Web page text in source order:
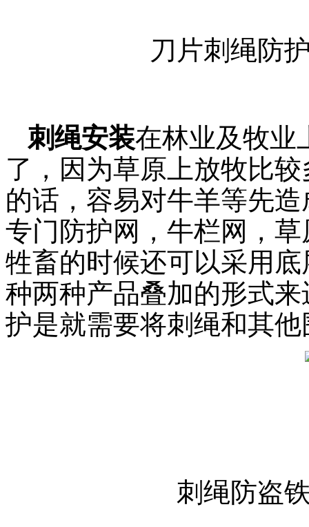
刀片刺绳防
刺绳安装在林业及牧业
了，因为草原上放牧比
的话，容易对牛羊等先
专门防护网，牛栏网，
牲畜的时候还可以采用
种两种产品叠加的形式
护是就需要将刺绳和其
刺绳防盗